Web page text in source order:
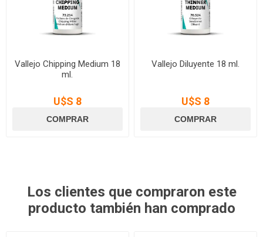
Vallejo Chipping Medium 18
ml.
U$S 8
Vallejo Diluyente 18 ml.
U$S 8
Los clientes que compraron este
producto también han comprado